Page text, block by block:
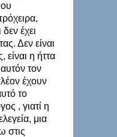
έχει
Δεν είναι
είναι η ήττα
τον
έχουν
το
, γιατί η
μια
στις